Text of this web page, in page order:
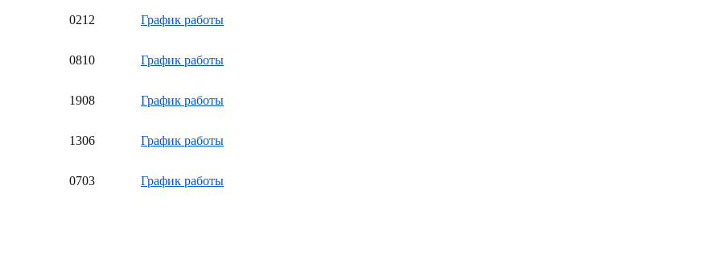
0212 График работы
0810 График работы
1908 График работы
1306 График работы
0703 График работы